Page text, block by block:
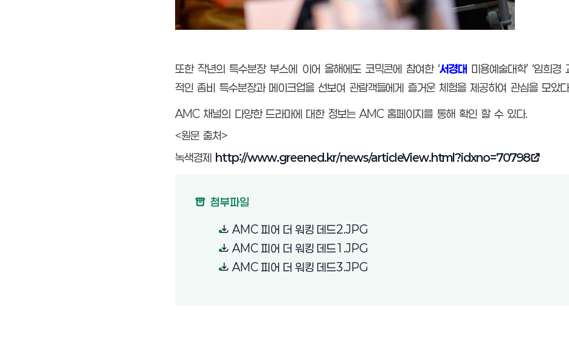
또한 작년의 특수분장 부스에 이어 올해에도 코믹콘에 참여한 ‘서경대미용예술대학’ ‘임희경
적인 좀비 특수분장과 메이크업을 선보여 관람객들에게 즐거운 체험을 제공하여 관심을 모았
AMC 채널의 다양한 드라마에 대한 정보는 AMC 홈페이지를 통해 확인 할 수 있다.
<원문 출처>
녹색경제 http://www.greened.kr/news/articleView.html?idxno=70798
(새 창 열림)
첨부파일
AMC 피어 더 워킹 데드2.JPG
AMC 피어 더 워킹 데드1.JPG
AMC 피어 더 워킹 데드3.JPG